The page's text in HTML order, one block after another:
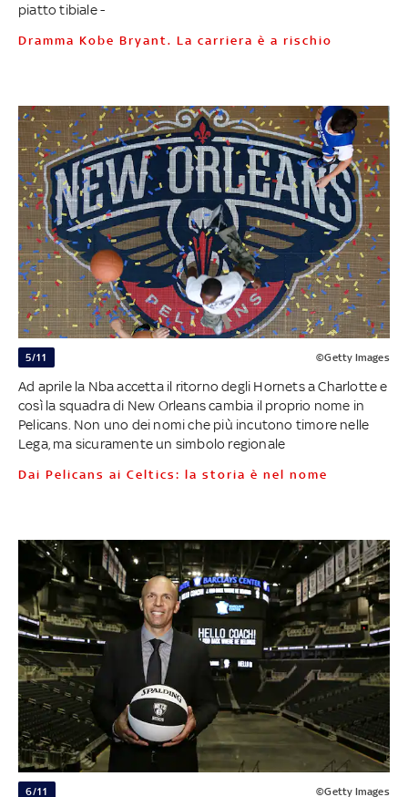
piatto tibiale -
Dramma Kobe Bryant. La carriera è a rischio
5/11 ©Getty Images
Ad aprile la Nba accetta il ritorno degli Hornets a Charlotte e
così la squadra di New Orleans cambia il proprio nome in
Pelicans. Non uno dei nomi che più incutono timore nelle
Lega, ma sicuramente un simbolo regionale
Dai Pelicans ai Celtics: la storia è nel nome
6/11 ©Getty Images